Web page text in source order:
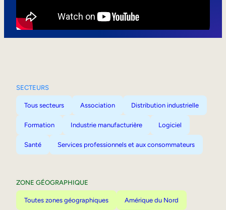
SECTEURS
Tous secteurs Association Distribution industrielle
Formation Industrie manufacturière Logiciel
Santé Services professionnels et aux consommateurs
ZONE GÉOGRAPHIQUE
Toutes zones géographiques Amérique du Nord